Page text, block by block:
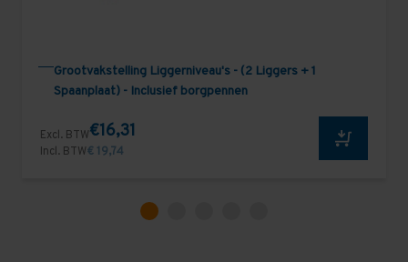
Grootvakstelling Liggerniveau's - (2 Liggers + 1
Spaanplaat) - Inclusief borgpennen
Excl. BTW€16,31
Incl. BTW€ 19,74